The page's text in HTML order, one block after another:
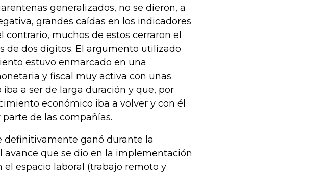
generalizados, no se dieron, a
grandes caídas en los indicadores
contrario, muchos de estos cerraron el
de dos dígitos. El argumento utilizado
estuvo enmarcado en una
y fiscal muy activa con unas
a ser de larga duración y que, por
económico iba a volver y con él
de las compañías.
definitivamente ganó durante la
avance que se dio en la implementación
espacio laboral (trabajo remoto y